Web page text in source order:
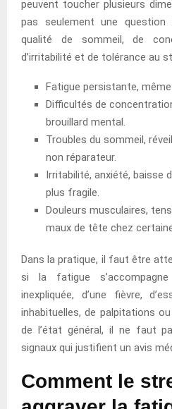
peuvent toucher plusieurs
pas seulement une question
qualité de sommeil, de
d’irritabilité et de tolérance au
Fatigue persistante,
Difficultés de
brouillard mental.
Troubles du sommeil,
non réparateur.
Irritabilité, anxiété, baisse
plus fragile.
Douleurs musculaires,
maux de tête chez
Dans la pratique, il faut être
si la fatigue
inexpliquée, d’une fièvre,
inhabituelles, de palpitations
de l’état général, il ne faut
signaux qui justifient un avis
Comment le